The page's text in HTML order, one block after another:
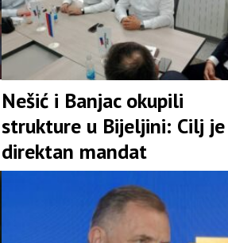
Nešić i Banjac okupili
strukture u Bijeljini: Cilj je
direktan mandat